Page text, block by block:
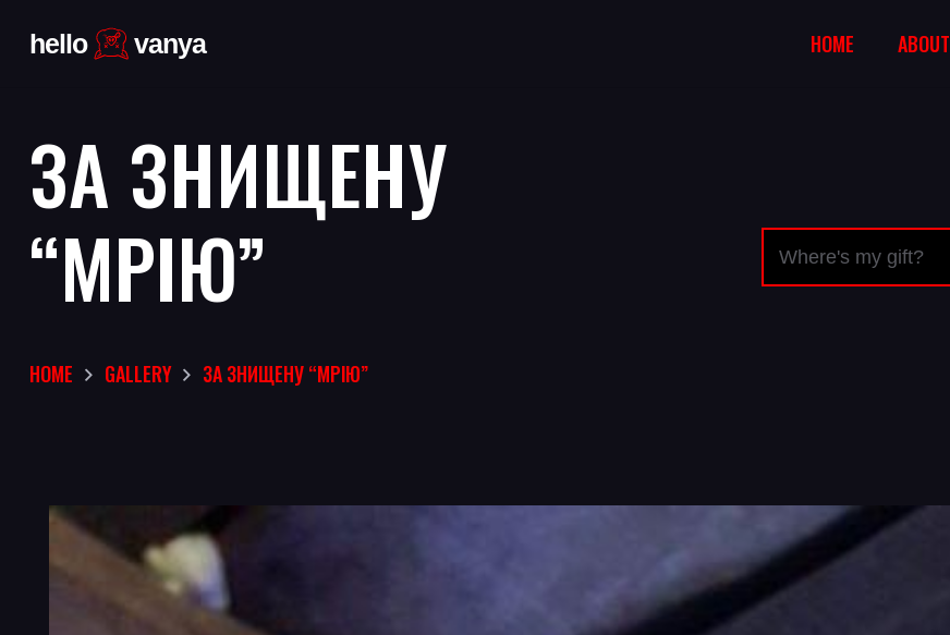
HOME ABOUT
ЗА ЗНИЩЕНУ
“МРІЮ”
HOME GALLERY ЗА ЗНИЩЕНУ “МРІЮ”